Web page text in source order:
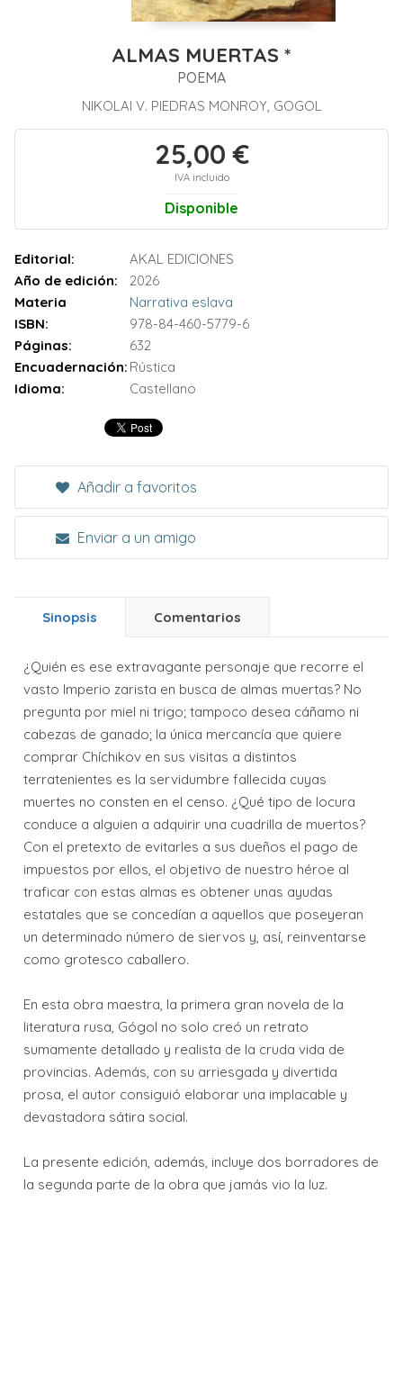
ALMAS MUERTAS *
POEMA
NIKOLAI V. PIEDRAS MONROY, GOGOL
25,00 €
IVA incluido
Disponible
Editorial:
AKAL EDICIONES
Año de edición:
2026
Materia
Narrativa eslava
ISBN:
978-84-460-5779-6
Páginas:
632
Encuadernación: Rústica
Idioma:
Castellano
Añadir a favoritos
Enviar a un amigo
Sinopsis Comentarios
¿Quién es ese extravagante personaje que recorre el
vasto Imperio zarista en busca de almas muertas? No
pregunta por miel ni trigo; tampoco desea cáñamo ni
cabezas de ganado; la única mercancía que quiere
comprar Chíchikov en sus visitas a distintos
terratenientes es la servidumbre fallecida cuyas
muertes no consten en el censo. ¿Qué tipo de locura
conduce a alguien a adquirir una cuadrilla de muertos?
Con el pretexto de evitarles a sus dueños el pago de
impuestos por ellos, el objetivo de nuestro héroe al
traficar con estas almas es obtener unas ayudas
estatales que se concedían a aquellos que poseyeran
un determinado número de siervos y, así, reinventarse
como grotesco caballero.
En esta obra maestra, la primera gran novela de la
literatura rusa, Gógol no solo creó un retrato
sumamente detallado y realista de la cruda vida de
provincias. Además, con su arriesgada y divertida
prosa, el autor consiguió elaborar una implacable y
devastadora sátira social.
La presente edición, además, incluye dos borradores de
la segunda parte de la obra que jamás vio la luz.